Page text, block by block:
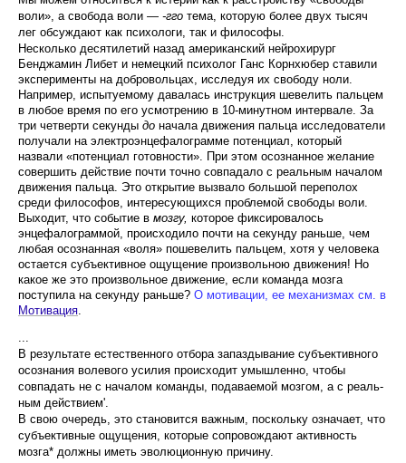
воли», а свобода воли — -гго тема, ко­торую более двух тысяч
лег обсуждают как психоло­ги, так и философы.
Несколько десятилетий назад американский нейрохирург
Бенджамин Либет и немецкий психолог Ганс Корнхюбер ставили
эксперименты на доброволь­цах, исследуя их свободу ноли.
Например, испытуемому давалась инструкция шевелить пальцем
в любое время по его усмотрению в 10-минутном интер­вале. За
три четверти секунды до начала движения пальца исследователи
получали на электроэнцефало­грамме потенциал, который
назвали «потенциал готовности». При этом осознанное желание
совершить действие почти точно совпадало с реальным началом
движения пальца. Это открытие вызвало большой переполох
среди философов, интересующихся про­блемой свободы воли.
Выходит, что событие в мозгу, которое фиксировалось
энцефалограммой, происхо­дило почти на секунду раньше, чем
любая осознан­ная «воля» пошевелить пальцем, хотя у человека
оста­ется субъективное ощущение произвольною движе­ния! Но
какое же это произвольное движение, если команда мозга
поступила на секунду раньше? О мотивации, ее механизмах см. в
Мотивация
...
В результате естественного отбора запаздывание субъективного
осознания волевого уси­лия происходит умышленно, чтобы
совпадать не с началом команды, подаваемой мозгом, а с реаль­
ным действием'.
В свою очередь, это становится важным, посколь­ку означает, что
субъективные ощущения, которые сопровождают активность
мозга* должны иметь эво­люционную причину.